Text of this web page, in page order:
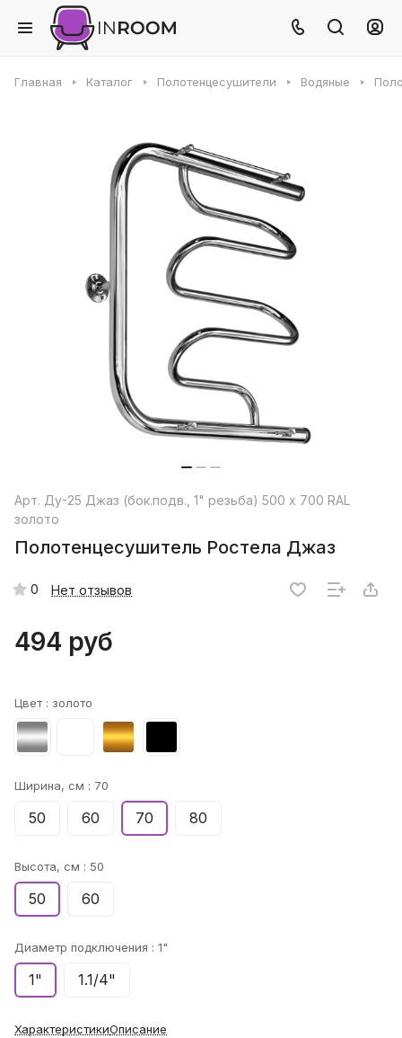
Главная Каталог Полотенцесушители Водяные
Арт. Ду-25 Джаз (бок.подв., 1" резьба) 500 x 700 RAL
золото
Полотенцесушитель Ростела Джаз
0 Нет отзывов
494 руб
Цвет : золото
Ширина, см : 70
50 60 70 80
Высота, см : 50
50 60
Диаметр подключения : 1"
1" 1.1/4"
ХарактеристикиОписание